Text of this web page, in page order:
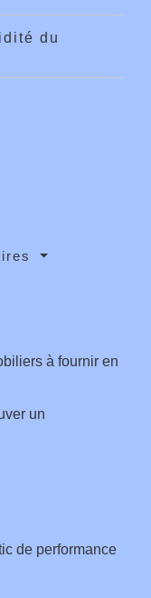
du
à fournir en
un
de performance